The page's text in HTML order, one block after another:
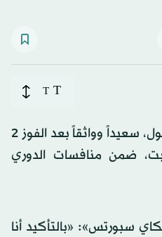
T
T
بدا آرني سلوت، مدرب ليفربول، سعيداً وواثقاً بعد الفوز 2
ضمن منافسات الدوري
سبورتس»: «بالتأكيد أنا